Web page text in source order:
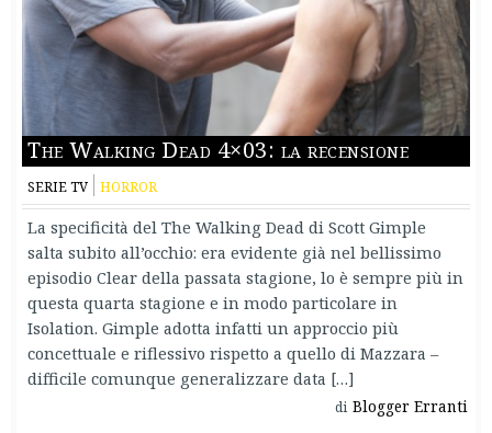
The Walking Dead 4×03: la recensione
SERIE TV HORROR
La specificità del The Walking Dead di Scott Gimple
salta subito all’occhio: era evidente già nel bellissimo
episodio Clear della passata stagione, lo è sempre più in
questa quarta stagione e in modo particolare in
Isolation. Gimple adotta infatti un approccio più
concettuale e riflessivo rispetto a quello di Mazzara –
difficile comunque generalizzare data […]
di Blogger Erranti